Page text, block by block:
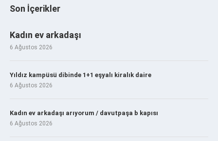
Son İçerikler
Kadın ev arkadaşı
6 Ağustos 2026
Yıldız kampüsü dibinde 1+1 eşyalı kiralık daire
6 Ağustos 2026
Kadın ev arkadaşı arıyorum / davutpaşa b kapısı
6 Ağustos 2026